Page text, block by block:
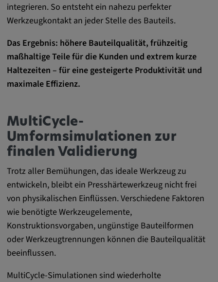
integrieren. So entsteht ein nahezu perfekter
Werkzeugkontakt an jeder Stelle des Bauteils.
Das Ergebnis: höhere Bauteilqualität, frühzeitig
maßhaltige Teile für die Kunden und extrem kurze
Haltezeiten – für eine gesteigerte Produktivität und
maximale Effizienz.
MultiCycle-
Umformsimulationen zur
finalen Validierung
Trotz aller Bemühungen, das ideale Werkzeug zu
entwickeln, bleibt ein Presshärtewerkzeug nicht frei
von physikalischen Einflüssen. Verschiedene Faktoren
wie benötigte Werkzeugelemente,
Konstruktionsvorgaben, ungünstige Bauteilformen
oder Werkzeugtrennungen können die Bauteilqualität
beeinflussen.
MultiCycle-Simulationen sind wiederholte